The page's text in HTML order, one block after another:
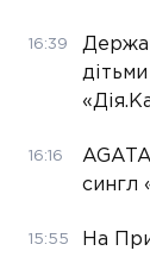
16:39
16:16
сингл
15:55
На